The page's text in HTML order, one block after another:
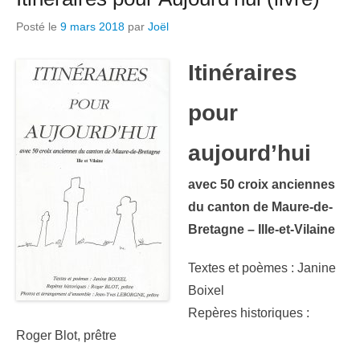
Posté le 9 mars 2018 par Joël
Itinéraires
pour
aujourd’hui
avec 50 croix anciennes
du canton de Maure-de-
Bretagne – Ille-et-Vilaine
Textes et poèmes : Janine
Boixel
Repères historiques :
Roger Blot, prêtre